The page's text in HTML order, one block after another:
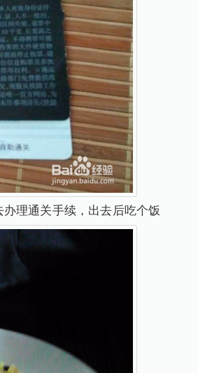
理通关手续，出去后吃个饭